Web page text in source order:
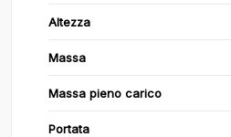
Altezza
Massa
Massa pieno carico
Portata